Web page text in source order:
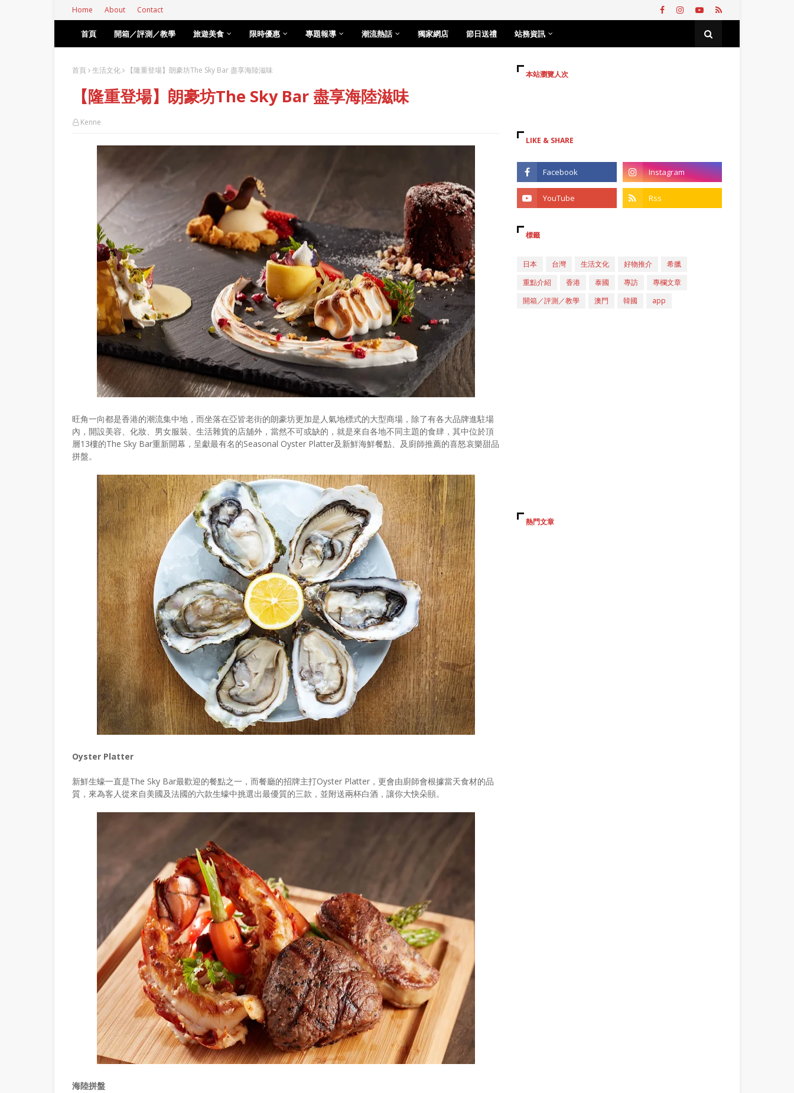
Home About Contact
首頁 開箱／評測／教學 旅遊美食 限時優惠 專題報導 潮流熱話 獨家網店 節日送禮 站務資訊
首頁 生活文化 【隆重登場】朗豪坊The Sky Bar 盡享海陸滋味
【隆重登場】朗豪坊The Sky Bar 盡享海陸滋味
Kenne
旺角一向都是香港的潮流集中地，而坐落在亞皆老街的朗豪坊更加是人氣地標式的大型商場，除了有各大品牌進駐場
內，開設美容、化妝、男女服裝、生活雜貨的店舖外，當然不可或缺的，就是來自各地不同主題的食肆，其中位於頂
層13樓的The Sky Bar重新開幕，呈獻最有名的Seasonal Oyster Platter及新鮮海鮮餐點、及廚師推薦的喜怒哀樂甜品
拼盤。
Oyster Platter
新鮮生蠔一直是The Sky Bar最歡迎的餐點之一，而餐廳的招牌主打Oyster Platter，更會由廚師會根據當天食材的品
質，來為客人從來自美國及法國的六款生蠔中挑選出最優質的三款，並附送兩杯白酒，讓你大快朵頤。
海陸拼盤
本站瀏覽人次
LIKE & SHARE
標籤
日本 台灣 生活文化 好物推介
希臘
重點介紹
香港 泰國 專訪
專欄文章
開箱／評測／教學
澳門 韓國 app
熱門文章